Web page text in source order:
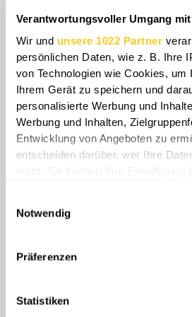
Verantwortungsvoller Umgang
Wir und unsere 1022 Partner
persönlichen Daten, wie z. B. Ihre
von Technologien wie Cookies, um
Ihrem Gerät zu speichern und
personalisierte Werbung und
Werbung und Inhalten,
Entwicklung von Angeboten zu
entscheiden darüber, wer Ihre
nutzt. Sie können Ihre Einwilligung
Informationen über Ihre
erfassen, welche bis auf
Ihr Gerät durch aktives
Notwendig
Präferenzen
Statistiken
der sogenannten 5. Brigade
verschwanden innerhalb
Vorladung durch ihre
Fall wurde der Frau eines
Kommandeurs mitgeteilt,
weitere Kontakte gab es
Verschwinden dienen als
Gehorsam wird durch